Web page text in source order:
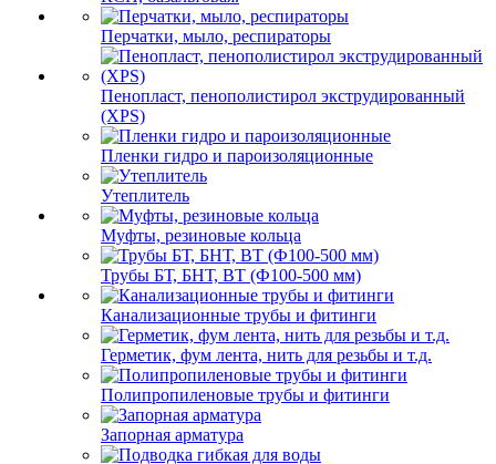
Перчатки, мыло, респираторы
Пенопласт, пенополистирол экструдированный
(XPS)
Пленки гидро и пароизоляционные
Утеплитель
Муфты, резиновые кольца
Трубы БТ, БНТ, ВТ (Ф100-500 мм)
Канализационные трубы и фитинги
Герметик, фум лента, нить для резьбы и т.д.
Полипропиленовые трубы и фитинги
Запорная арматура